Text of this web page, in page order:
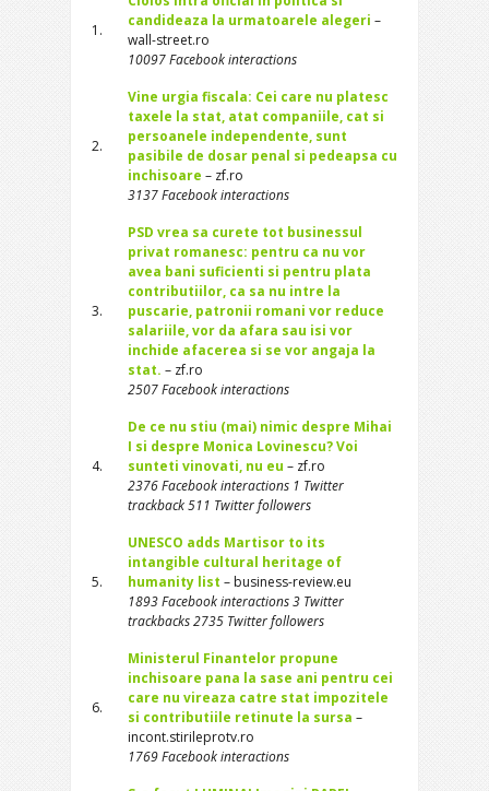
1.
candideaza la urmatoarele alegeri –
wall-street.ro
10097 Facebook interactions
2.
Vine urgia fiscala: Cei care nu platesc
taxele la stat, atat companiile, cat si
persoanele independente, sunt
pasibile de dosar penal si pedeapsa cu
inchisoare – zf.ro
3137 Facebook interactions
3.
PSD vrea sa curete tot businessul
privat romanesc: pentru ca nu vor
avea bani suficienti si pentru plata
contributiilor, ca sa nu intre la
puscarie, patronii romani vor reduce
salariile, vor da afara sau isi vor
inchide afacerea si se vor angaja la
stat. – zf.ro
2507 Facebook interactions
4.
De ce nu stiu (mai) nimic despre Mihai
I si despre Monica Lovinescu? Voi
sunteti vinovati, nu eu – zf.ro
2376 Facebook interactions 1 Twitter
trackback 511 Twitter followers
5.
UNESCO adds Martisor to its
intangible cultural heritage of
humanity list – business-review.eu
1893 Facebook interactions 3 Twitter
trackbacks 2735 Twitter followers
6.
Ministerul Finantelor propune
inchisoare pana la sase ani pentru cei
care nu vireaza catre stat impozitele
si contributiile retinute la sursa –
incont.stirileprotv.ro
1769 Facebook interactions